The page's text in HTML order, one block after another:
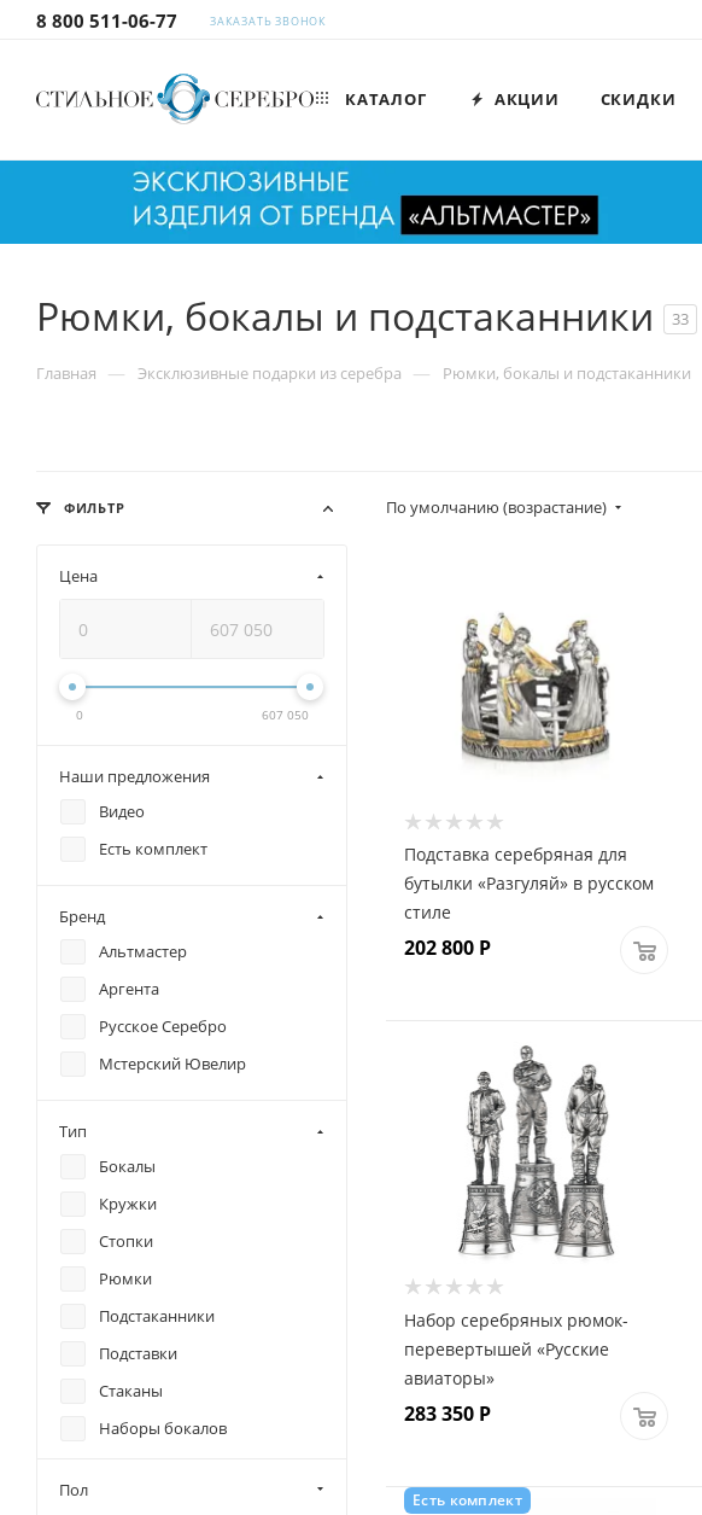
8 800 511-06-77 ЗАКАЗАТЬ ЗВОНОК
КАТАЛОГ АКЦИИ СКИДКИ
Рюмки, бокалы и подстаканники 33
Главная — Эксклюзивные подарки из серебра — Рюмки, бокалы и подстаканники
По умолчанию (возрастание)
Подставка серебряная для
бутылки «Разгуляй» в русском
стиле
202 800 Р
Набор серебряных рюмок-
перевертышей «Русские
авиаторы»
283 350 Р
Есть комплект
ФИЛЬТР
Цена
0 607 050
Наши предложения
Видео
Есть комплект
Бренд
Альтмастер
Аргента
Русское Серебро
Мстерский Ювелир
Тип
Бокалы
Кружки
Стопки
Рюмки
Подстаканники
Подставки
Стаканы
Наборы бокалов
Пол